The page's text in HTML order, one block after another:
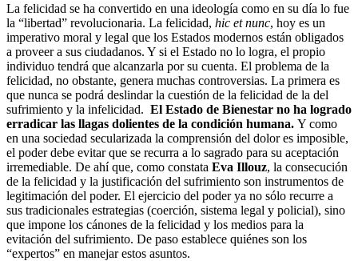
La felicidad se ha convertido en una ideología como en su día lo fue
la “libertad” revolucionaria. La felicidad, hic et nunc, hoy es un
imperativo moral y legal que los Estados modernos están obligados
a proveer a sus ciudadanos. Y si el Estado no lo logra, el propio
individuo tendrá que alcanzarla por su cuenta. El problema de la
felicidad, no obstante, genera muchas controversias. La primera es
que nunca se podrá deslindar la cuestión de la felicidad de la del
sufrimiento y la infelicidad. El Estado de Bienestar no ha logrado
erradicar las llagas dolientes de la condición humana. Y como
en una sociedad secularizada la comprensión del dolor es imposible,
el poder debe evitar que se recurra a lo sagrado para su aceptación
irremediable. De ahí que, como constata Eva Illouz, la consecución
de la felicidad y la justificación del sufrimiento son instrumentos de
legitimación del poder. El ejercicio del poder ya no sólo recurre a
sus tradicionales estrategias (coerción, sistema legal y policial), sino
que impone los cánones de la felicidad y los medios para la
evitación del sufrimiento. De paso establece quiénes son los
“expertos” en manejar estos asuntos.